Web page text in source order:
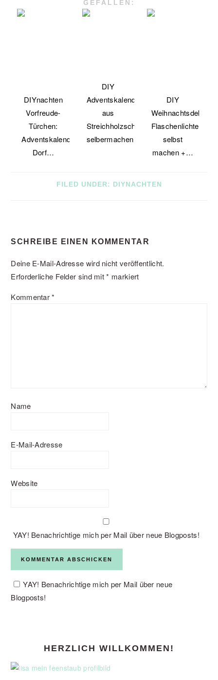
GEFALLEN:
DIYnachten
Vorfreude-
Türchen:
Adventskalender-
Dorf…
DIY
Adventskalender
aus
Streichholzschachteln
selbermachen
DIY
Weihnachtsdeko:
Flaschenlichter
selbst
machen +…
FILED UNDER: DIYNACHTEN
INTERACTIONS
SCHREIBE EINEN KOMMENTAR
Deine E-Mail-Adresse wird nicht veröffentlicht.
Erforderliche Felder sind mit* markiert
Kommentar*
Name
E-Mail-Adresse
Website
YAY! Benachrichtige mich per Mail über neue Blogposts!
YAY! Benachrichtige mich per Mail über neue
Blogposts!
HERZLICH WILLKOMMEN!